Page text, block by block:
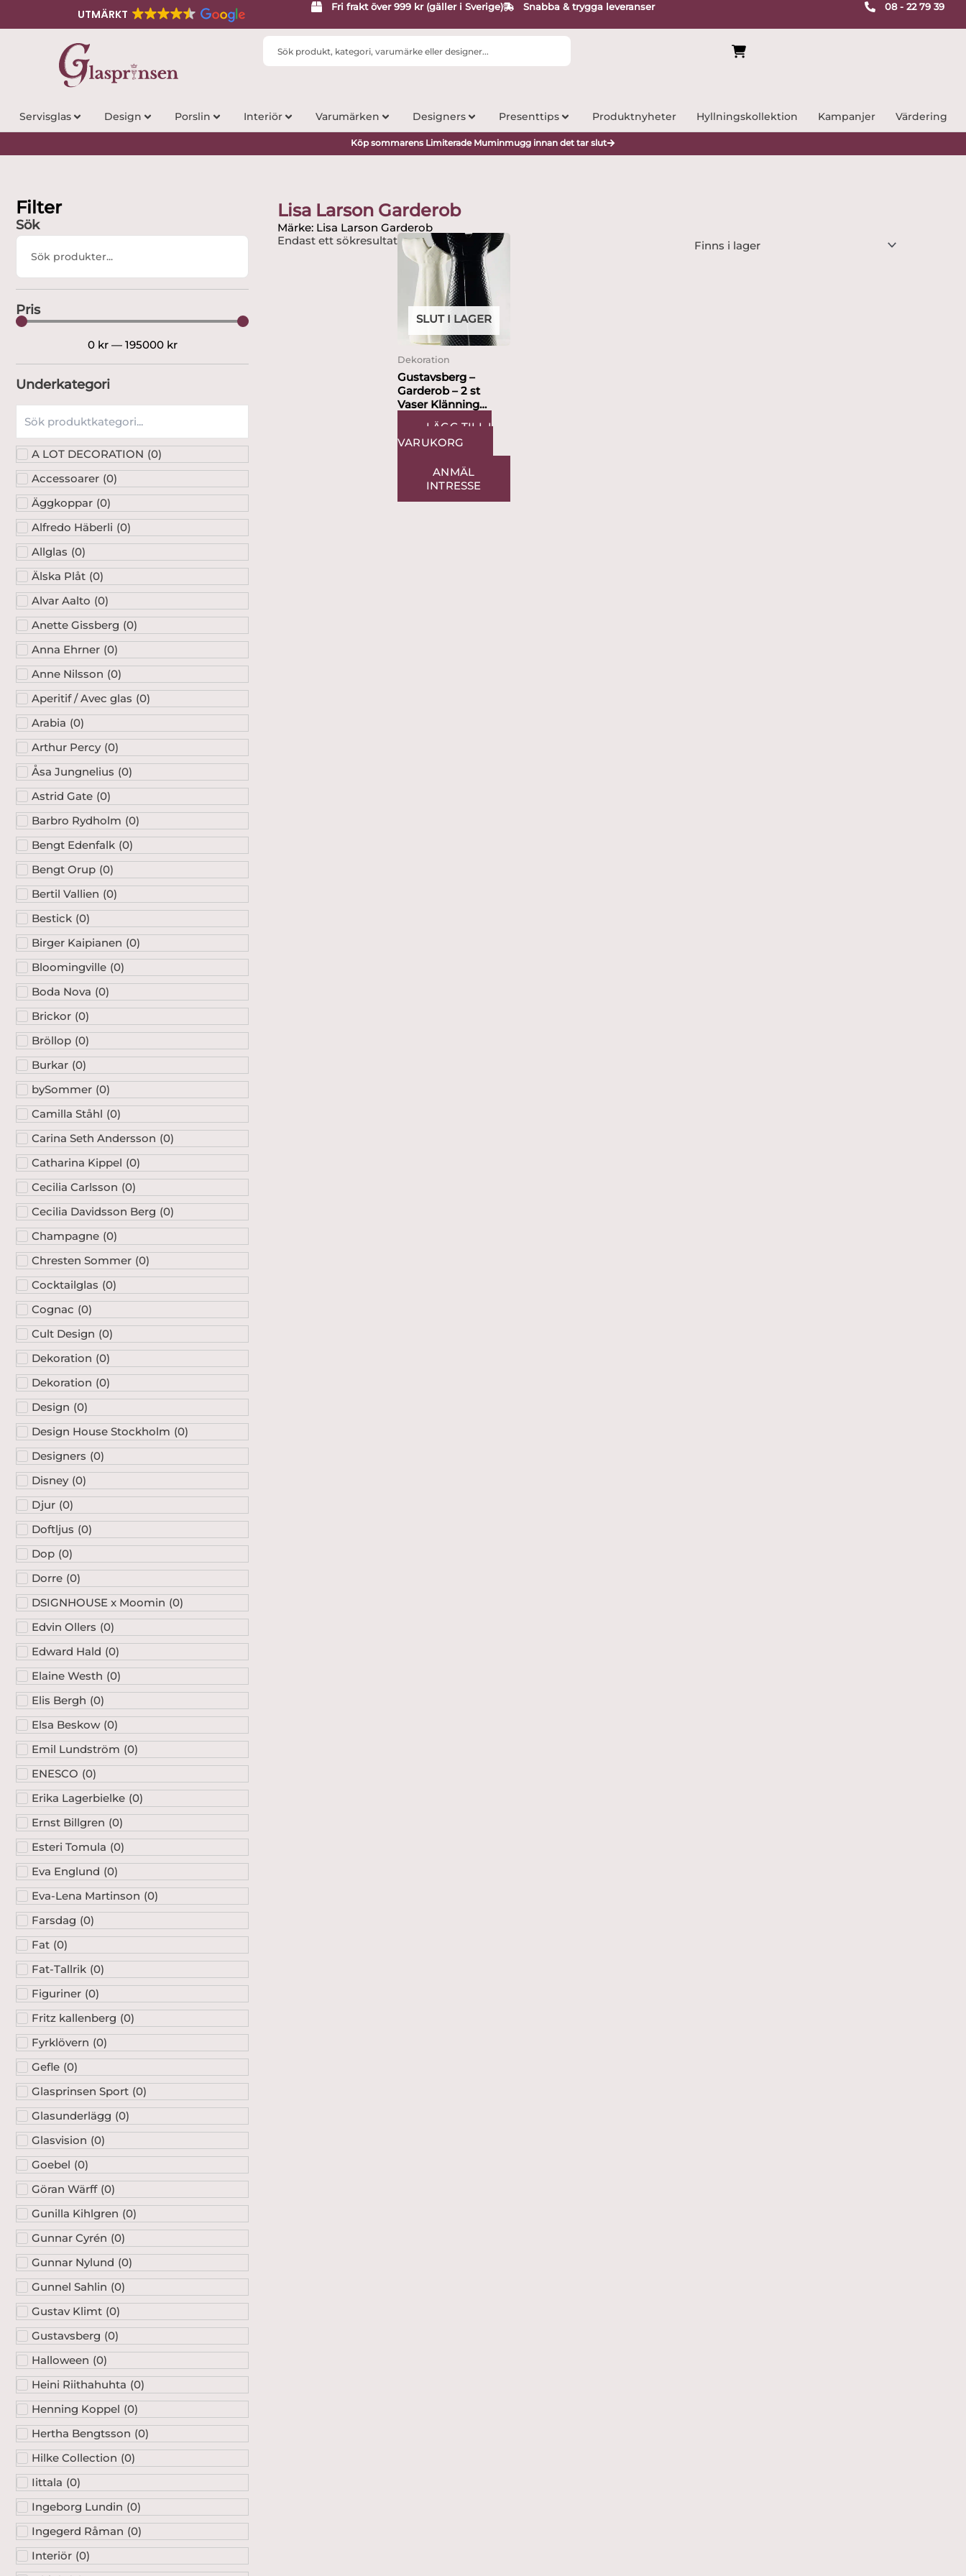
UTMÄRKT
Fri frakt över 999 kr (gäller i Sverige) Snabba & trygga leveranser 08 - 22 79 39
Search
Servisglas Design Porslin Interiör Varumärken Designers Presenttips Produktnyheter Hyllningskollektion Kampanjer Värdering
Köp sommarens Limiterade Muminmugg innan det tar slut
Filter
Sök
Search
Pris
0 kr— 195000 kr
Underkategori
A LOT DECORATION (0)
Accessoarer (0)
Äggkoppar (0)
Alfredo Häberli (0)
Allglas (0)
Älska Plåt (0)
Alvar Aalto (0)
Anette Gissberg (0)
Anna Ehrner (0)
Anne Nilsson (0)
Aperitif / Avec glas (0)
Arabia (0)
Arthur Percy (0)
Åsa Jungnelius (0)
Astrid Gate (0)
Barbro Rydholm (0)
Bengt Edenfalk (0)
Bengt Orup (0)
Bertil Vallien (0)
Bestick (0)
Birger Kaipianen (0)
Bloomingville (0)
Boda Nova (0)
Brickor (0)
Bröllop (0)
Burkar (0)
bySommer (0)
Camilla Ståhl (0)
Carina Seth Andersson (0)
Catharina Kippel (0)
Cecilia Carlsson (0)
Cecilia Davidsson Berg (0)
Champagne (0)
Chresten Sommer (0)
Cocktailglas (0)
Cognac (0)
Cult Design (0)
Dekoration (0)
Dekoration (0)
Design (0)
Design House Stockholm (0)
Designers (0)
Disney (0)
Djur (0)
Doftljus (0)
Dop (0)
Dorre (0)
DSIGNHOUSE x Moomin (0)
Edvin Ollers (0)
Edward Hald (0)
Elaine Westh (0)
Elis Bergh (0)
Elsa Beskow (0)
Emil Lundström (0)
ENESCO (0)
Erika Lagerbielke (0)
Ernst Billgren (0)
Esteri Tomula (0)
Eva Englund (0)
Eva-Lena Martinson (0)
Farsdag (0)
Fat (0)
Fat-Tallrik (0)
Figuriner (0)
Fritz kallenberg (0)
Fyrklövern (0)
Gefle (0)
Glasprinsen Sport (0)
Glasunderlägg (0)
Glasvision (0)
Goebel (0)
Göran Wärff (0)
Gunilla Kihlgren (0)
Gunnar Cyrén (0)
Gunnar Nylund (0)
Gunnel Sahlin (0)
Gustav Klimt (0)
Gustavsberg (0)
Halloween (0)
Heini Riithahuhta (0)
Henning Koppel (0)
Hertha Bengtsson (0)
Hilke Collection (0)
Iittala (0)
Ingeborg Lundin (0)
Ingegerd Råman (0)
Interiör (0)
Lisa Larson Garderob
Märke: Lisa Larson Garderob
Endast ett sökresultat
SLUT I LAGER
Dekoration
Gustavsberg –
Garderob – 2 st
Vaser Klänning
vit/svart design Lisa
LÄGG TILL I
VARUKORG
ANMÄL
INTRESSE